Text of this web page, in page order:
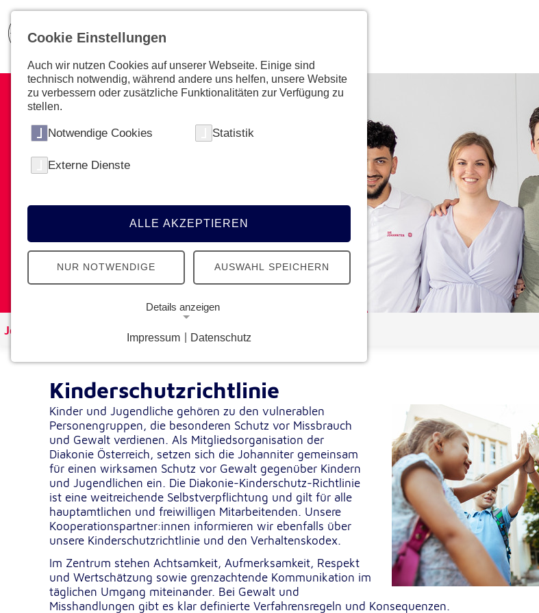
Wir sind Johanniter
eine vielfältige Geschichte.
Johanniter Österreich Aktuelles Über uns
Kinderschutzrichtlinie
Kinder und Jugendliche gehören zu den vulnerablen
Personengruppen, die besonderen Schutz vor Missbrauch
und Gewalt verdienen. Als Mitgliedsorganisation der
Diakonie Österreich, setzen sich die Johanniter gemeinsam
für einen wirksamen Schutz vor Gewalt gegenüber Kindern
und Jugendlichen ein. Die Diakonie-Kinderschutz-Richtlinie
ist eine weitreichende Selbstverpflichtung und gilt für alle
hauptamtlichen und freiwilligen Mitarbeitenden. Unsere
Kooperationspartner:innen informieren wir ebenfalls über
unsere Kinderschutzrichtlinie und den Verhaltenskodex.
Im Zentrum stehen Achtsamkeit, Aufmerksamkeit, Respekt
und Wertschätzung sowie grenzachtende Kommunikation im
täglichen Umgang miteinander. Bei Gewalt und
Misshandlungen gibt es klar definierte Verfahrensregeln und Konsequenzen.
Cookie Einstellungen
Auch wir nutzen Cookies auf unserer Webseite. Einige sind
technisch notwendig, während andere uns helfen, unsere Website
zu verbessern oder zusätzliche Funktionalitäten zur Verfügung zu
stellen.
Notwendige Cookies Statistik
Externe Dienste
ALLE AKZEPTIEREN
NUR NOTWENDIGE AUSWAHL SPEICHERN
Details anzeigen
Notwendige Cookies ermöglichen grundlegende Funktionen
und sind für die einwandfreie Funktion der Website
erforderlich.
Google Analytics Opt-Out-Cookie
Name: gaOptout
Zweck:
Dieser Cookie speichert die gewählte
Einverständnisoption bezüglich Google
Analytics Opt-Out
Cookie Laufzeit: 1 Jahr
Einverständnis-Cookie
Name: cookie_consent
Impressum Datenschutz